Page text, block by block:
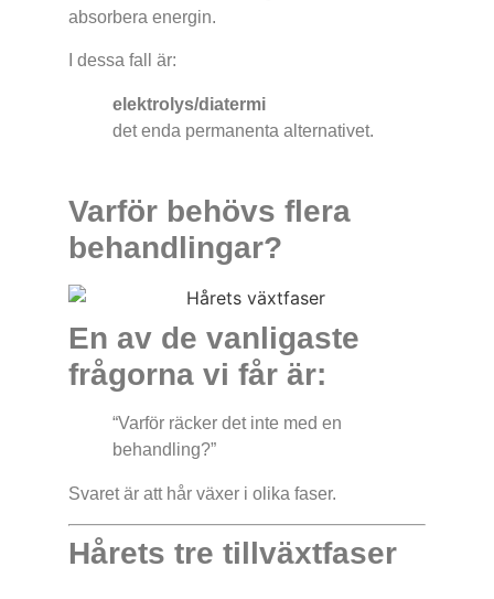
absorbera energin.
I dessa fall är:
elektrolys/diatermi
det enda permanenta alternativet.
Varför behövs flera
behandlingar?
En av de vanligaste
frågorna vi får är:
“Varför räcker det inte med en
behandling?”
Svaret är att hår växer i olika faser.
Hårets tre tillväxtfaser